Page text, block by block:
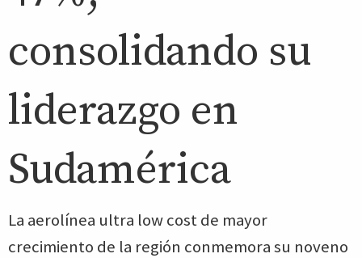
consolidando su
liderazgo en
Sudamérica
La aerolínea ultra low cost de mayor
crecimiento de la región conmemora su noveno